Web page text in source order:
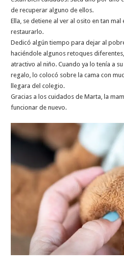
de recuperar alguno de ellos.
Ella, se detiene al ver al osito en tan
restaurarlo.
Dedicó algún tiempo para dejar al
haciéndole algunos retoques
atractivo al niño. Cuando ya lo tenía a
regalo, lo colocó sobre la cama con
llegara del colegio.
Gracias a los cuidados de Marta, la
funcionar de nuevo.